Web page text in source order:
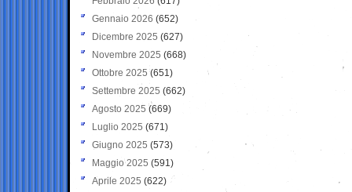
Gennaio 2026 (652)
Dicembre 2025 (627)
Novembre 2025 (668)
Ottobre 2025 (651)
Settembre 2025 (662)
Agosto 2025 (669)
Luglio 2025 (671)
Giugno 2025 (573)
Maggio 2025 (591)
Aprile 2025 (622)